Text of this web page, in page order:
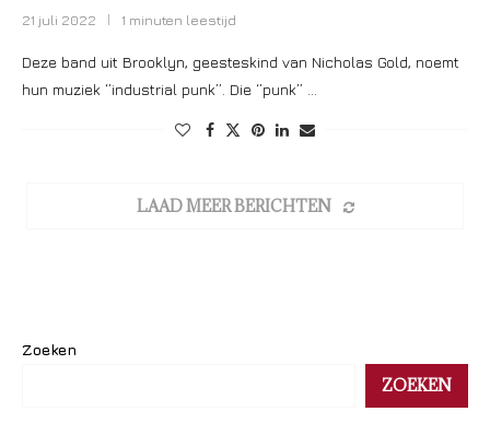
21 juli 2022 1 minuten leestijd
Deze band uit Brooklyn, geesteskind van Nicholas Gold, noemt
hun muziek ‘’industrial punk’’. Die ‘’punk’’ …
LAAD MEER BERICHTEN
Zoeken
ZOEKEN